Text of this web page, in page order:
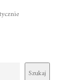
Szukaj